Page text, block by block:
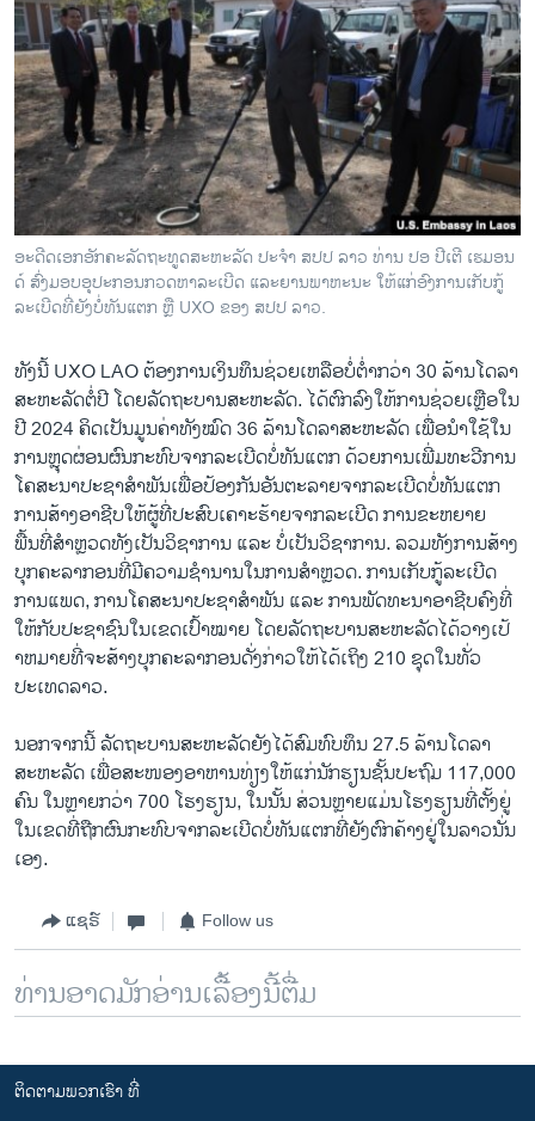
ອະດີດເອກອັກຄະລັດຖະທູດສະຫະລັດ ປະຈຳ ສປປ ລາວ ທ່ານ ປອ ປີເຕີ ເຮມອນ
ດ໌ ສົ່ງມອບອຸປະກອນກວດຫາລະເບີດ ແລະຍານພາຫະນະ ໃຫ້ແກ່ອົງການເກັບກູ້
ລະເບີດທີ່ຍັງບໍ່ທັນແຕກ ຫຼື UXO ຂອງ ສປປ ລາວ.
ທັງນີ້ UXO LAO ຕ້ອງການເງິນທຶນຊ່ວຍເຫລືອບໍ່ຕໍ່າກວ່າ 30 ລ້ານໂດລາ
ສະຫະລັດຕໍ່ປີ ໂດຍລັດຖະບານສະຫະລັດ. ໄດ້ຕົກລົງໃຫ້ການຊ່ວຍເຫຼືອໃນ
ປີ 2024 ຄິດເປັນມູນຄ່າທັງໝົດ 36 ລ້ານໂດລາສະຫະລັດ ເພື່ອນຳໃຊ້ໃນ
ການຫຼຸດຜ່ອນຜົນກະທົບຈາກລະເບີດບໍ່ທັນແຕກ ດ້ວຍການເພີ່ມທະວີການ
ໂຄສະນາປະຊາສຳພັນເພື່ອປ້ອງກັນອັນຕະລາຍຈາກລະເບີດບໍ່ທັນແຕກ
ການສ້າງອາຊີບໃຫ້ຜູ້ທີ່ປະສົບເຄາະຮ້າຍຈາກລະເບີດ ການຂະຫຍາຍ
ພື້ນທີ່ສຳຫຼວດທັງເປັນວິຊາການ ແລະ ບໍ່ເປັນວິຊາການ. ລວມທັງການສ້າງ
ບຸກຄະລາກອນທີ່ມີຄວາມຊໍານານໃນການສໍາຫຼວດ. ການເກັບກູ້ລະເບີດ
ການແພດ, ການໂຄສະນາປະຊາສຳພັນ ແລະ ການພັດທະນາອາຊີບຄົງທີ່
ໃຫ້ກັບປະຊາຊົນໃນເຂດເປົ້າໝາຍ ໂດຍລັດຖະບານສະຫະລັດໄດ້ວາງເປ້
າຫມາຍທີ່ຈະສ້າງບຸກຄະລາກອນດັ່ງກ່າວໃຫ້ໄດ້ເຖິງ 210 ຊຸດໃນທັ່ວ
ປະເທດລາວ.
ນອກຈາກນີ້ ລັດຖະບານສະຫະລັດຍັງໄດ້ສົມທົບທຶນ 27.5 ລ້ານໂດລາ
ສະຫະລັດ ເພື່ອສະໜອງອາຫານທ່ຽງໃຫ້ແກ່ນັກຮຽນຊັ້ນປະຖົມ 117,000
ຄົນ ໃນຫຼາຍກວ່າ 700 ໂຮງຮຽນ, ໃນນັ້ນ ສ່ວນຫຼາຍແມ່ນໂຮງຮຽນທີ່ຕັ້ງຍູ່
ໃນເຂດທີ່ຖືກຜົນກະທົບຈາກລະເບີດບໍ່ທັນແຕກທີ່ຍັງຕົກຄ້າງຢູ່ໃນລາວນັ່ນ
ເອງ.
ແຊຣ໌ Follow us
ທ່ານອາດມັກອ່ານເລື້ອງນີ້ຕື່ມ
ຕິດຕາມພວກເຮົາ ທີ່